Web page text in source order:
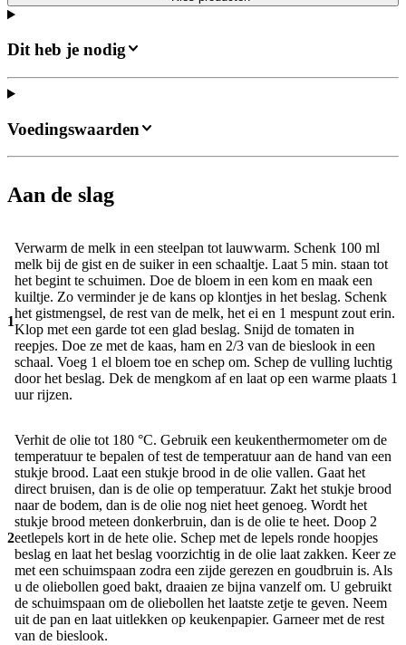
Dit heb je nodig
Aan de slag
1
Verwarm de melk in een steelpan tot lauwwarm. Schenk 100 ml
melk bij de gist en de suiker in een schaaltje. Laat 5 min. staan tot
het begint te schuimen. Doe de bloem in een kom en maak een
kuiltje. Zo verminder je de kans op klontjes in het beslag. Schenk
het gistmengsel, de rest van de melk, het ei en 1 mespunt zout erin.
Klop met een garde tot een glad beslag. Snijd de tomaten in
reepjes. Doe ze met de kaas, ham en 2/3 van de bieslook in een
schaal. Voeg 1 el bloem toe en schep om. Schep de vulling luchtig
door het beslag. Dek de mengkom af en laat op een warme plaats 1
uur rijzen.
2
Verhit de olie tot 180 °C. Gebruik een keukenthermometer om de
temperatuur te bepalen of test de temperatuur aan de hand van een
stukje brood. Laat een stukje brood in de olie vallen. Gaat het
direct bruisen, dan is de olie op temperatuur. Zakt het stukje brood
naar de bodem, dan is de olie nog niet heet genoeg. Wordt het
stukje brood meteen donkerbruin, dan is de olie te heet. Doop 2
eetlepels kort in de hete olie. Schep met de lepels ronde hoopjes
beslag en laat het beslag voorzichtig in de olie laat zakken. Keer ze
met een schuimspaan zodra een zijde gerezen en goudbruin is. Als
u de oliebollen goed bakt, draaien ze bijna vanzelf om. U gebruikt
de schuimspaan om de oliebollen het laatste zetje te geven. Neem
uit de pan en laat uitlekken op keukenpapier. Garneer met de rest
van de bieslook.
Voedingswaarden